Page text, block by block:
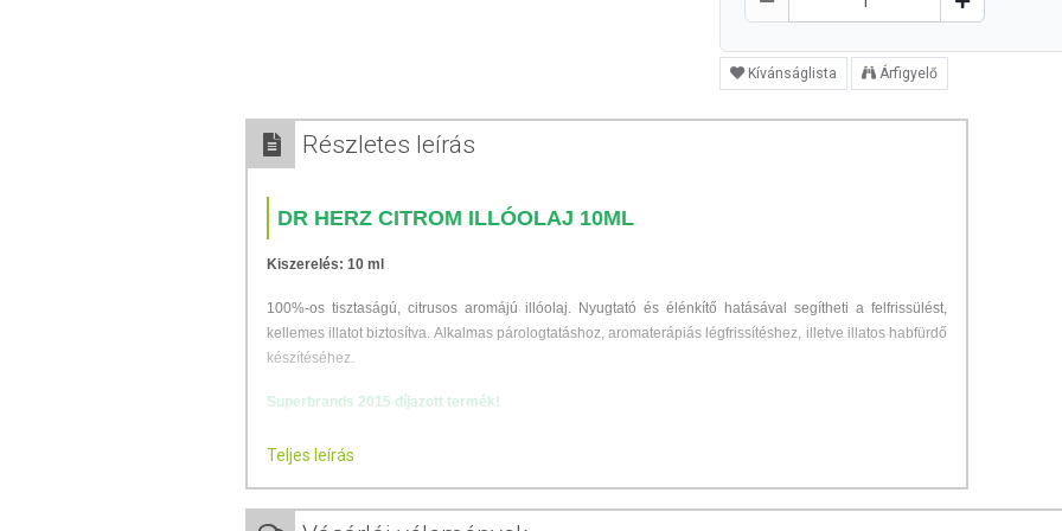
Kívánságlista Árfigyelő
Részletes leírás
DR HERZ CITROM ILLÓOLAJ 10ML
Kiszerelés: 10 ml
100%-os tisztaságú, citrusos aromájú illóolaj. Nyugtató és élénkítő hatásával segítheti a felfrissülést,
kellemes illatot biztosítva. Alkalmas párologtatáshoz, aromaterápiás légfrissítéshez, illetve illatos habfürdő
készítéséhez.
Superbrands 2015 díjazott termék!
ÖSSZETEVŐK
Teljes leírás